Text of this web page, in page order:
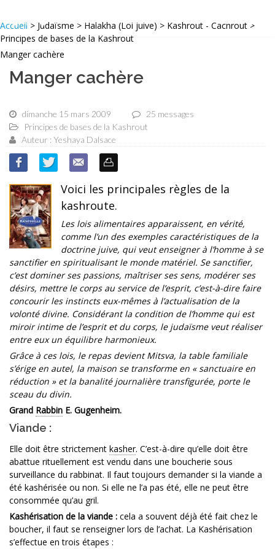
Accueil > Judaïsme > Halakha (Loi juive) > Kashrout - Cachrout >
Principes de bases de la Kashrout
Manger cachère
Manger cachère
dimanche 15 mars 2009
25 messages
Principes de bases de la Kashrout
Auteur : Yeshaya Dalsace
Voici les principales règles de la
kashroute.
Les lois alimentaires apparaissent, en vérité,
comme l’un des exempIes caractéristiques de la
doctrine juive, qui veut enseigner à l’homme à se
sanctifier en spiritualisant le monde matériel. Se sanctifier,
c’est dominer ses passions, maîtriser ses sens, modérer ses
désirs, mettre le corps au service de l’esprit, c’est-à-dire faire
concourir les instincts eux-mêmes à l’actualisation de la
volonté divine. Considérant la condition de l’homme qui est
miroir intime de l’esprit et du corps, le judaïsme veut réaliser
entre eux un équilibre harmonieux.
Grâce à ces lois, le repas devient Mitsva, la table familiale
s’érige en autel, la maison se transforme en « sanctuaire en
réduction » et la banalité journalière transfigurée, porte le
sceau du divin.
Grand Rabbin E. Gugenheim.
Viande :
Elle doit être strictement kasher. C’est-à-dire qu’elle doit être
abattue rituellement est vendu dans une boucherie sous
surveillance du rabbinat. Il faut toujours demander si la viande a
été kashérisée ou non. Si elle ne l’a pas été, elle ne peut être
consommée qu’au gril.
Kashérisation de la viande : cela a souvent déjà été fait chez le
boucher, il faut se renseigner lors de l’achat. La Kashérisation
s’effectue en trois étapes :